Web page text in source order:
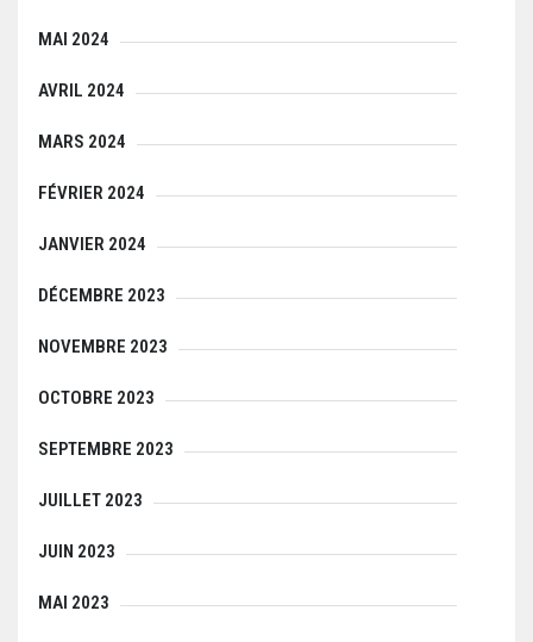
MAI 2024
AVRIL 2024
MARS 2024
FÉVRIER 2024
JANVIER 2024
DÉCEMBRE 2023
NOVEMBRE 2023
OCTOBRE 2023
SEPTEMBRE 2023
JUILLET 2023
JUIN 2023
MAI 2023